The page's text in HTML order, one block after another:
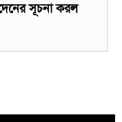
সূচনা করল